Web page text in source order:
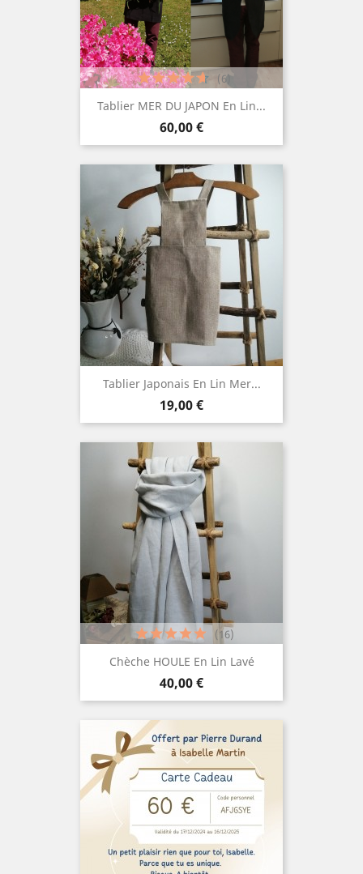
Tablier MER DU JAPON En Lin...
Prix
60,00 €
(6)
Tablier Japonais En Lin Mer...
Prix
19,00 €
Chèche HOULE En Lin Lavé
Prix
40,00 €
(16)